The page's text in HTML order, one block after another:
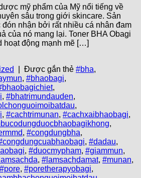
mỹ phẩm của Mỹ nổi tiếng về
sâu trong giới skincare. Sản
nhận bởi rất nhiều cá nhân đam
của nó mang lại. Toner BHA Obagi
hoạt động mạnh mẽ […]
Được gắn thẻ #bha,
, #bhaobagi,
,
, #bhatrimundauden,
,
, #cachtrimunan, #cachxaibhaobagi,
,
, #congdungbha,
, #dadau,
, #duocmypham, #giammun,
, #lamsachdamat, #munan,
#pore, #poretherapyobagi,